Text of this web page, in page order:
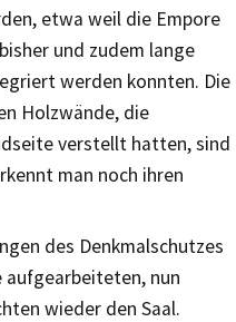
etwa weil die Empore
und zudem lange
werden konnten. Die
Holzwände, die
verstellt hatten, sind
man noch ihren
des Denkmalschutzes
nun
wieder den Saal.